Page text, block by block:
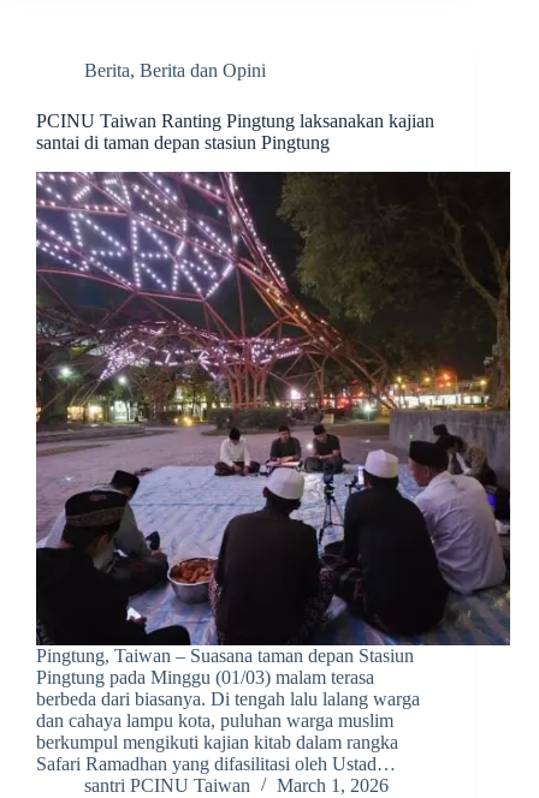
Berita, Berita dan Opini
PCINU Taiwan Ranting Pingtung laksanakan kajian
santai di taman depan stasiun Pingtung
Pingtung, Taiwan – Suasana taman depan Stasiun
Pingtung pada Minggu (01/03) malam terasa
berbeda dari biasanya. Di tengah lalu lalang warga
dan cahaya lampu kota, puluhan warga muslim
berkumpul mengikuti kajian kitab dalam rangka
Safari Ramadhan yang difasilitasi oleh Ustad…
santri PCINU Taiwan
March 1, 2026